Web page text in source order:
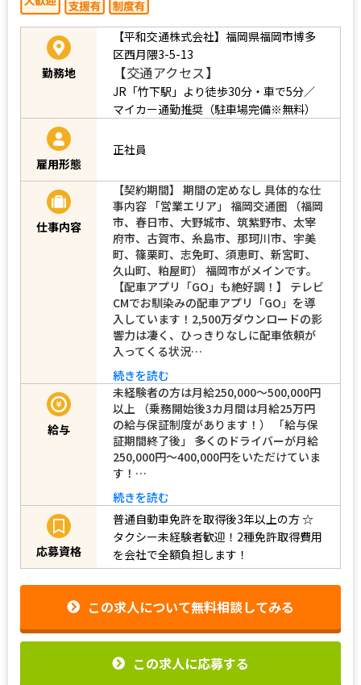
勤務地
【平和交通株式会社】福岡県福岡市博多
区西月隈3-5-13
【交通アクセス】
JR「竹下駅」より徒歩30分・車で5分／
マイカー通勤推奨（駐車場完備※無料）
雇用形態
正社員
仕事内容
【契約期間】 期間の定めなし 具体的な仕
事内容 「営業エリア」 福岡交通圏 （福岡
市、春日市、大野城市、筑紫野市、太宰
府市、古賀市、糸島市、那珂川市、宇美
町、篠栗町、志免町、須恵町、新宮町、
久山町、粕屋町） 福岡市がメインです。
【配車アプリ「GO」も絶好調！】 テレビ
CMでお馴染みの配車アプリ「GO」を導
入しています！2,500万ダウンロードの影
響力は凄く、ひっきりなしに配車依頼が
入ってくる状況…
続きを読む
給与
未経験者の方は月給250,000～500,000円
以上 （乗務開始後3カ月間は月給25万円
の給与保証制度があります！） 「給与保
証期間終了後」 多くのドライバーが月給
250,000円～400,000円をいただけていま
す！…
続きを読む
応募資格
普通自動車免許を取得後3年以上の方☆
タクシー未経験者歓迎！2種免許取得費用
を会社で全額負担します！
この求人について無料相談してみる
この求人に応募する